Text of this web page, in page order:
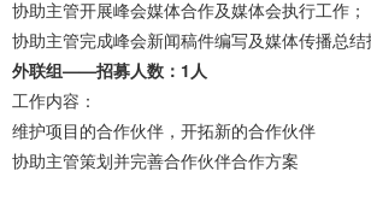
协助主管开展峰会媒体合作及媒体会执行工作；
协助主管完成峰会新闻稿件编写及媒体传播总结
外联组——招募人数：1人
工作内容：
维护项目的合作伙伴，开拓新的合作伙伴
协助主管策划并完善合作伙伴合作方案